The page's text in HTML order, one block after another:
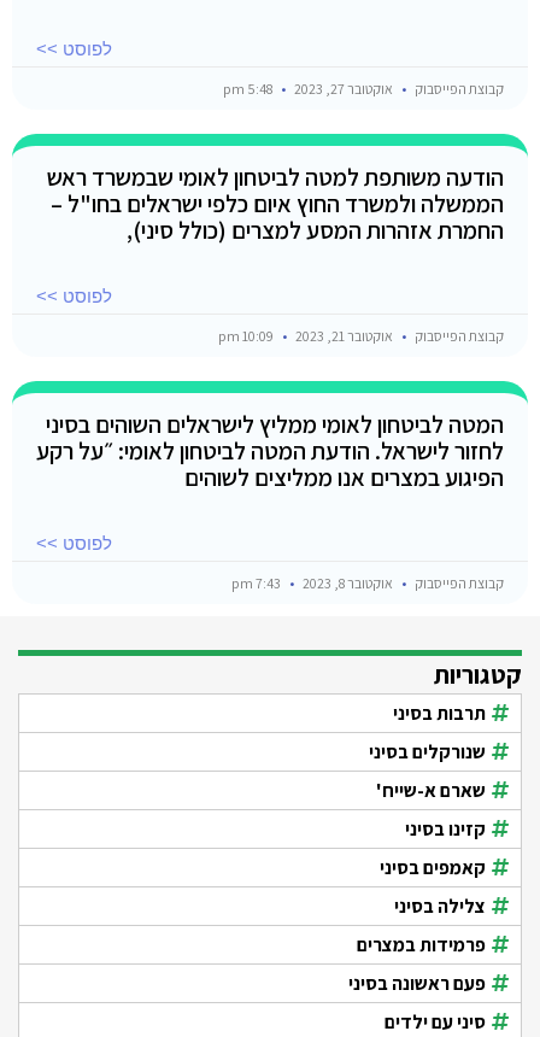
לפוסט >>
קבוצת הפייסבוק אוקטובר 27, 2023
הודעה משותפת למטה לביטחון לאומי שבמשרד ראש
הממשלה ולמשרד החוץ איום כלפי ישראלים בחו"ל –
החמרת אזהרות המסע למצרים (כולל סיני),
לפוסט >>
קבוצת הפייסבוק אוקטובר 21, 2023
המטה לביטחון לאומי ממליץ לישראלים השוהים בסיני
לחזור לישראל. הודעת המטה לביטחון לאומי: ״על רקע
הפיגוע במצרים אנו ממליצים לשוהים
לפוסט >>
קבוצת הפייסבוק אוקטובר 8, 2023
קטגוריות
תרבות בסיני
שנורקלים בסיני
שארם א-שייח'
קזינו בסיני
קאמפים בסיני
צלילה בסיני
פרמידות במצרים
פעם ראשונה בסיני
סיני עם ילדים